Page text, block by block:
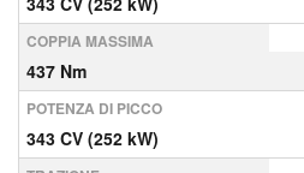
COPPIA MASSIMA
437 Nm
POTENZA DI PICCO
343 CV (252 kW)